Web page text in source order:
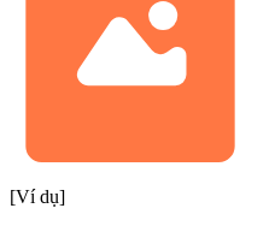
[Ví dụ]